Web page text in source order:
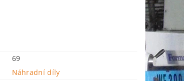
69
Náhradní díly